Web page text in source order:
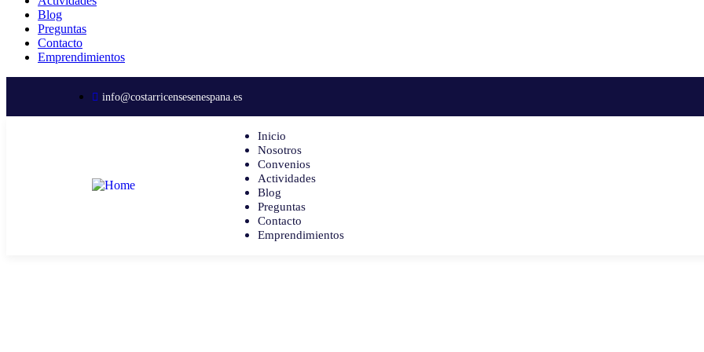
Blog
Preguntas
Contacto
Emprendimientos
info@costarricensesenespana.es
Inicio
Nosotros
Convenios
Actividades
Blog
Preguntas
Contacto
Emprendimientos